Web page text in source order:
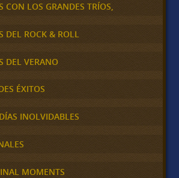
CON LOS GRANDES TRÍOS,
DEL ROCK & ROLL
DEL VERANO
ÉXITOS
INOLVIDABLES
MOMENTS